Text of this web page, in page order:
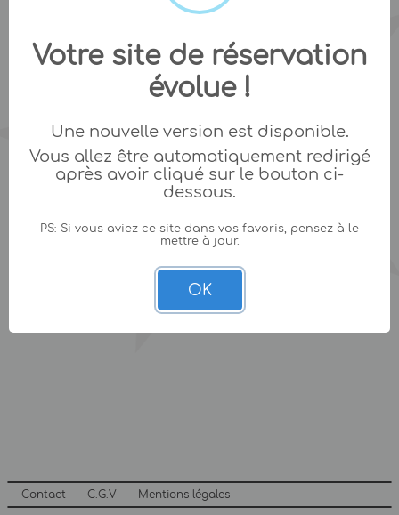
Contact C.G.V Mentions légales
Votre site de réservation
évolue !
Une nouvelle version est disponible.
Vous allez être automatiquement redirigé
après avoir cliqué sur le bouton ci-
dessous.
PS: Si vous aviez ce site dans vos favoris, pensez à le
mettre à jour.
OK